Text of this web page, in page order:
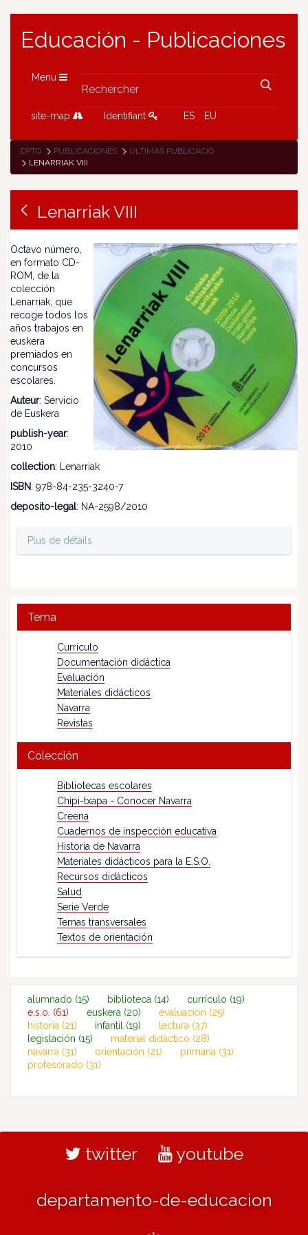
Educación - Publicaciones
Menu
site-map Identifiant ES EU
DPTO PUBLICACIONES
ÚLTIMAS PUBLICACIONES
LENARRIAK VIII
Lenarriak VIII
Octavo número,
en formato CD-
ROM, de la
colección
Lenarriak, que
recoge todos los
años trabajos en
euskera
premiados en
concursos
escolares.
Auteur: Servicio
de Euskera
publish-year:
2010
collection: Lenarriak
ISBN: 978-84-235-3240-7
deposito-legal: NA-2598/2010
Plus de détails
Tema
Currículo
Documentación didáctica
Evaluación
Materiales didácticos
Navarra
Revistas
Colección
Bibliotecas escolares
Chipi-txapa - Conocer Navarra
Creena
Cuadernos de inspección educativa
Historia de Navarra
Materiales didácticos para la E.S.O.
Recursos didácticos
Salud
Serie Verde
Temas transversales
Textos de orientación
alumnado (15) biblioteca (14) currículo (19)
e.s.o. (61) euskera (20) evaluación (25)
historia (21) infantil (19) lectura (37)
legislación (15) material didáctico (28)
navarra (31) orientación (21) primaria (31)
profesorado (31)
twitter youtube
departamento-de-educacion